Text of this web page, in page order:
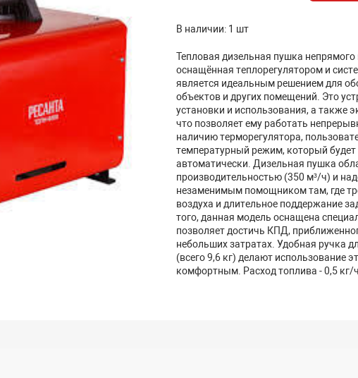
В наличии: 1 шт
Тепловая дизельная пушка
оснащённая теплорегулятором и
является идеальным решением для
объектов и других помещений. Это
установки и использования, а также
что позволяет ему работать
наличию терморегулятора,
температурный режим, который
автоматически. Дизельная пушка
производительностью (350 м³/ч) и
незаменимым помощником там, где
воздуха и длительное поддержание
того, данная модель оснащена
позволяет достичь КПД,
небольших затратах. Удобная ручка
(всего 9,6 кг) делают использование
комфортным. Расход топлива - 0,5 кг/ч.